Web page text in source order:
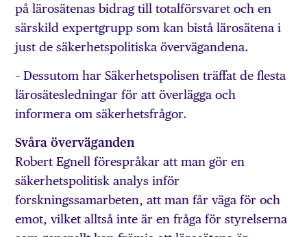
på lärosätenas bidrag till totalförsvaret och en
särskild expertgrupp som kan bistå lärosätena i
just de säkerhetspolitiska övervägandena.
– Dessutom har Säkerhetspolisen träffat de flesta
lärosätesledningar för att överlägga och
informera om säkerhetsfrågor.
Svåra överväganden
Robert Egnell förespråkar att man gör en
säkerhetspolitisk analys inför
forskningssamarbeten, att man får väga för och
emot, vilket alltså inte är en fråga för styrelserna